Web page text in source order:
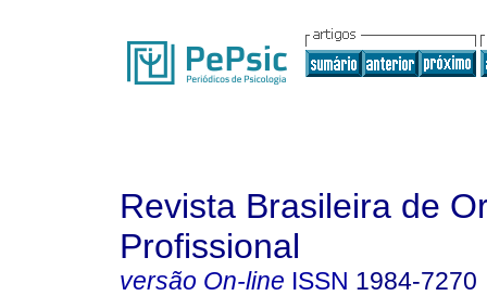
Revista Brasileira de
Profissional
versão On-line ISSN 1984-7270